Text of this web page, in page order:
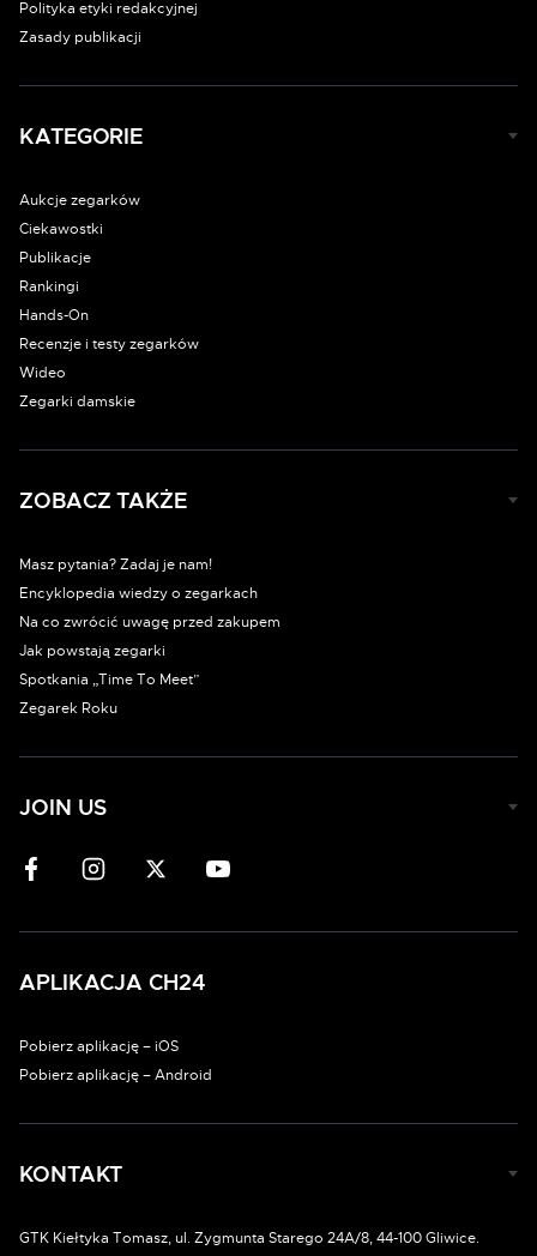
Polityka etyki redakcyjnej
Zasady publikacji
KATEGORIE
Aukcje zegarków
Ciekawostki
Publikacje
Rankingi
Hands-On
Recenzje i testy zegarków
Wideo
Zegarki damskie
ZOBACZ TAKŻE
Masz pytania? Zadaj je nam!
Encyklopedia wiedzy o zegarkach
Na co zwrócić uwagę przed zakupem
Jak powstają zegarki
Spotkania „Time To Meet”
Zegarek Roku
JOIN US
APLIKACJA CH24
Pobierz aplikację – iOS
Pobierz aplikację – Android
KONTAKT
GTK Kiełtyka Tomasz, ul. Zygmunta Starego 24A/8, 44-100 Gliwice.